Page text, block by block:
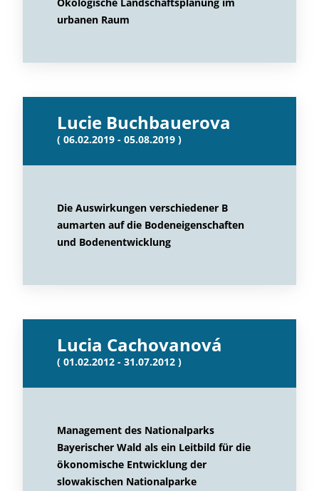
urbanen Raum
Lucie Buchbauerova
( 06.02.2019 - 05.08.2019 )
Die Auswirkungen verschiedener B
aumarten auf die Bodeneigenschaften
und Bodenentwicklung
Lucia Cachovanová
( 01.02.2012 - 31.07.2012 )
Management des Nationalparks
Bayerischer Wald als ein Leitbild für die
ökonomische Entwicklung der
slowakischen Nationalparke